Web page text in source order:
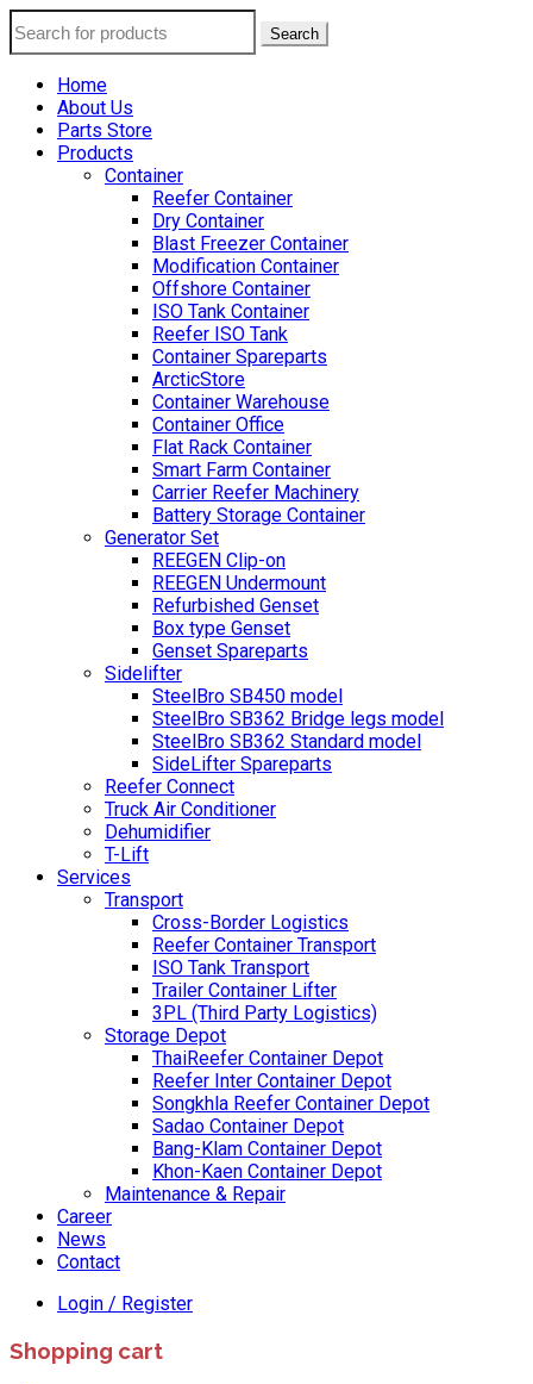
Search
Home
About Us
Parts Store
Products
Container
Reefer Container
Dry Container
Blast Freezer Container
Modification Container
Offshore Container
ISO Tank Container
Reefer ISO Tank
Container Spareparts
ArcticStore
Container Warehouse
Container Office
Flat Rack Container
Smart Farm Container
Carrier Reefer Machinery
Battery Storage Container
Generator Set
REEGEN Clip-on
REEGEN Undermount
Refurbished Genset
Box type Genset
Genset Spareparts
Sidelifter
SteelBro SB450 model
SteelBro SB362 Bridge legs model
SteelBro SB362 Standard model
SideLifter Spareparts
Reefer Connect
Truck Air Conditioner
Dehumidifier
T-Lift
Services
Transport
Cross-Border Logistics
Reefer Container Transport
ISO Tank Transport
Trailer Container Lifter
3PL (Third Party Logistics)
Storage Depot
ThaiReefer Container Depot
Reefer Inter Container Depot
Songkhla Reefer Container Depot
Sadao Container Depot
Bang-Klam Container Depot
Khon-Kaen Container Depot
Maintenance & Repair
Career
News
Contact
Login / Register
Shopping cart